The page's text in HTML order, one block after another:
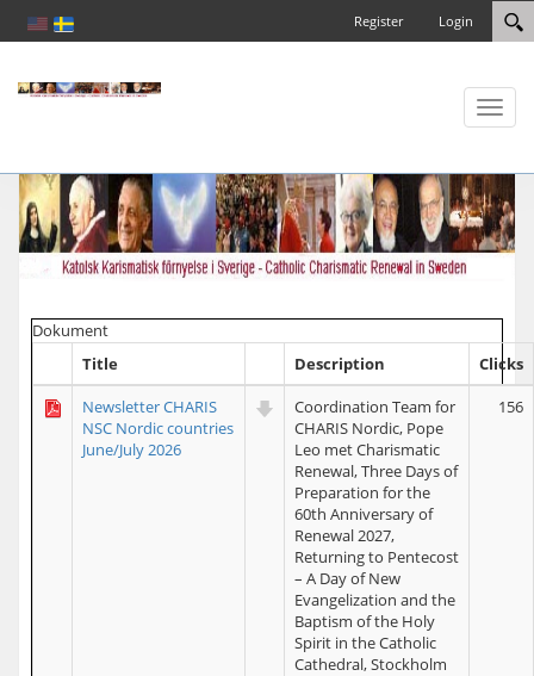
Login
Register
Toggle
Dokument
Title
Description
Clicks
Newsletter CHARIS
NSC Nordic countries
June/July 2026
Coordination Team for
CHARIS Nordic, Pope
Leo met Charismatic
Renewal, Three Days of
Preparation for the
60th Anniversary of
Renewal 2027,
Returning to Pentecost
– A Day of New
Evangelization and the
Baptism of the Holy
Spirit in the Catholic
Cathedral, Stockholm
156